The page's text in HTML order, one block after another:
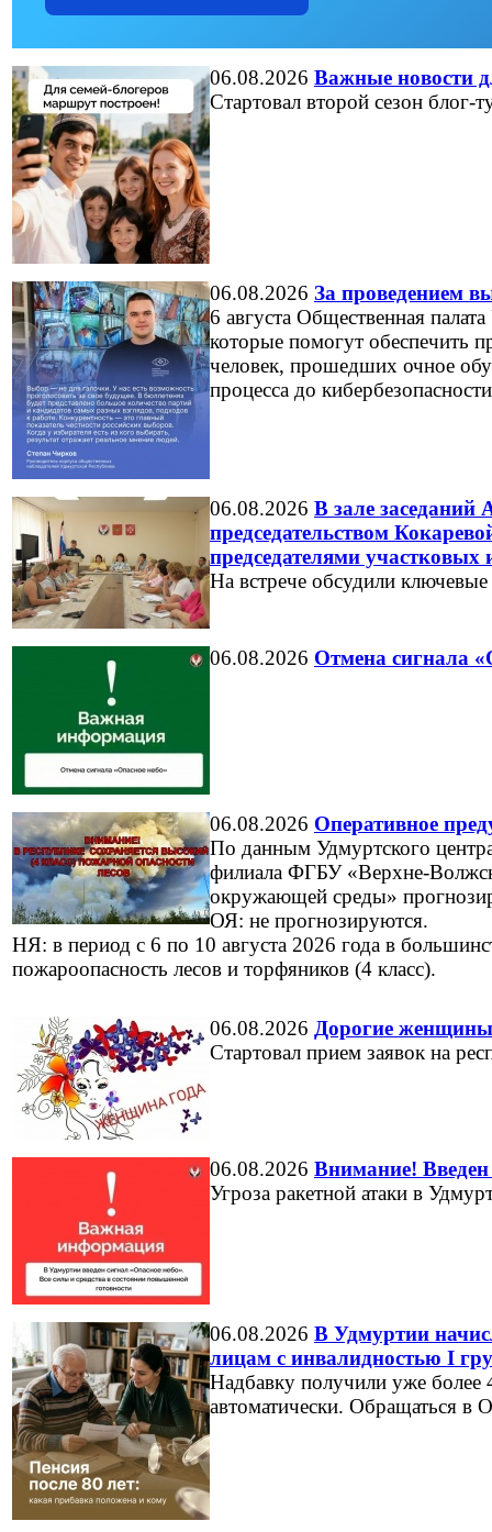
06.08.2026 Важные новости
Стартовал второй сезон
06.08.2026 За проведением
6 августа Общественная
которые помогут обеспечить
человек, прошедших очное
процесса до
06.08.2026 В зале
председательством
председателями
На встрече обсудили
06.08.2026 Отмена сигнала
06.08.2026 Оперативное
По данным Удмуртского
филиала ФГБУ «Верхне-
окружающей среды»
ОЯ: не прогнозируются.
НЯ: в период с 6 по 10 августа 2026 года в
пожароопасность лесов и торфяников (4 класс).
06.08.2026 Дорогие
Стартовал прием заявок на
06.08.2026 Внимание! Введен
Угроза ракетной атаки в
06.08.2026 В Удмуртии
лицам с инвалидностью I
Надбавку получили уже более
автоматически. Обращаться